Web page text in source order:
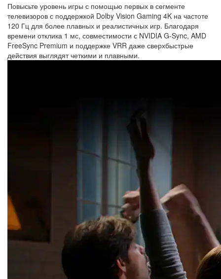
Повысьте уровень игры с помощью первых в сегменте
телевизоров с поддержкой Dolby Vision Gaming 4K на частоте
120 Гц для более плавных и реалистичных игр. Благодаря
времени отклика 1 мс, совместимости с NVIDIA G-Sync, AMD
FreeSync Premium и поддержке VRR даже сверхбыстрые
действия выглядят четкими и плавными.